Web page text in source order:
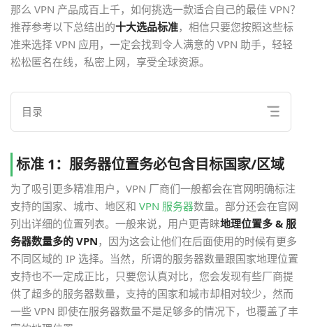
那么 VPN 产品成百上千，如何挑选一款适合自己的最佳 VPN？
推荐参考以下总结出的十大选品标准，相信只要您按照这些标
准来选择 VPN 应用，一定会找到令人满意的 VPN 助手，轻轻
松松匿名在线，私密上网，享受全球资源。
目录
标准 1：服务器位置务必包含目标国家/区域
为了吸引更多精准用户，VPN 厂商们一般都会在官网明确标注
支持的国家、城市、地区和 VPN 服务器数量。部分还会在官网
列出详细的位置列表。一般来说，用户更青睐地理位置多 & 服
务器数量多的 VPN，因为这会让他们在后面使用的时候有更多
不同区域的 IP 选择。当然，所谓的服务器数量跟国家地理位置
支持也不一定成正比，只要您认真对比，您会发现有些厂商提
供了超多的服务器数量，支持的国家和城市却相对较少，然而
一些 VPN 即使在服务器数量不是足够多的情况下，也覆盖了丰